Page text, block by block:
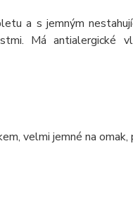
a s jemným
Má
velmi jemné na